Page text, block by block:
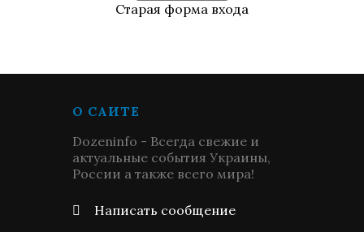
Старая форма входа
О САЙТЕ
Dozeninfo - Всегда свежие и
актуальные события Украины,
России а также всего мира!
Написать сообщение